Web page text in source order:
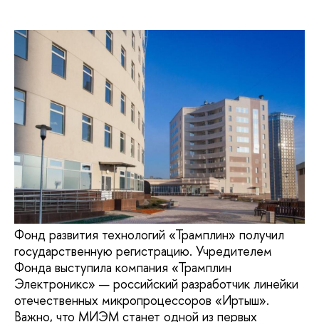
Фонд развития технологий «Трамплин» получил
государственную регистрацию. Учредителем
Фонда выступила компания «Трамплин
Электроникс» — российский разработчик линейки
отечественных микропроцессоров «Иртыш».
Важно, что МИЭМ станет одной из первых